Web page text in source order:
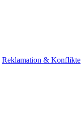
Reklamation & Konflikte